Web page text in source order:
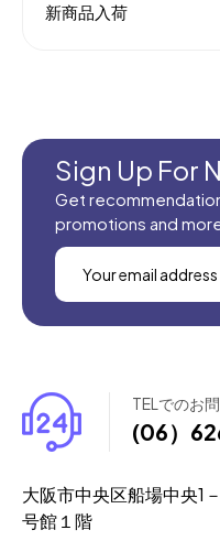
新商品入荷
Sign Up For
Get
promotions and
TELでのお
(06）
大阪市中央区船場中央1
号館１階